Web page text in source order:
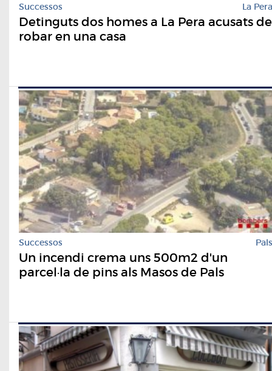
Successos La Pera
Detinguts dos homes a La Pera acusats de
robar en una casa
Successos Pals
Un incendi crema uns 500m2 d'un
parcel·la de pins als Masos de Pals